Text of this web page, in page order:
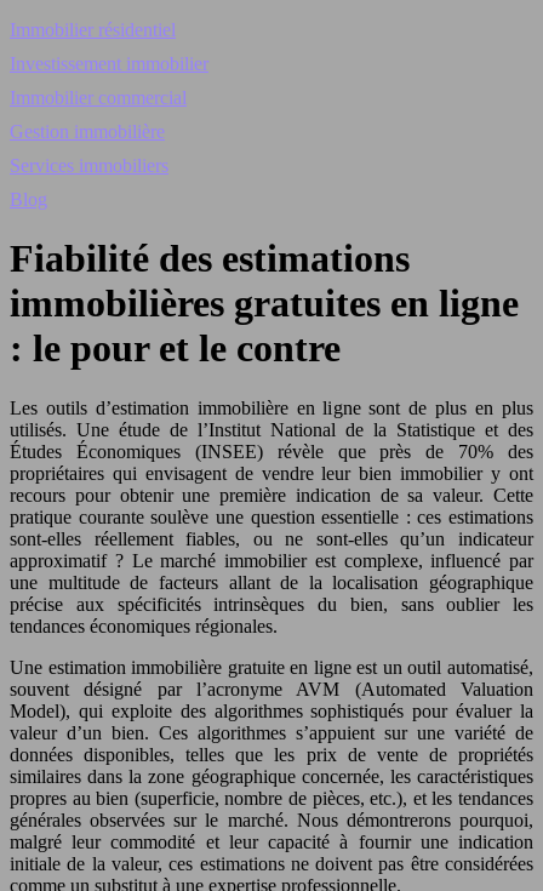
Immobilier résidentiel
Investissement immobilier
Immobilier commercial
Gestion immobilière
Services immobiliers
Blog
Fiabilité des estimations
immobilières gratuites en ligne
: le pour et le contre
Les outils d’estimation immobilière en ligne sont de plus en plus
utilisés. Une étude de l’Institut National de la Statistique et des
Études Économiques (INSEE) révèle que près de 70% des
propriétaires qui envisagent de vendre leur bien immobilier y ont
recours pour obtenir une première indication de sa valeur. Cette
pratique courante soulève une question essentielle : ces estimations
sont-elles réellement fiables, ou ne sont-elles qu’un indicateur
approximatif ? Le marché immobilier est complexe, influencé par
une multitude de facteurs allant de la localisation géographique
précise aux spécificités intrinsèques du bien, sans oublier les
tendances économiques régionales.
Une estimation immobilière gratuite en ligne est un outil automatisé,
souvent désigné par l’acronyme AVM (Automated Valuation
Model), qui exploite des algorithmes sophistiqués pour évaluer la
valeur d’un bien. Ces algorithmes s’appuient sur une variété de
données disponibles, telles que les prix de vente de propriétés
similaires dans la zone géographique concernée, les caractéristiques
propres au bien (superficie, nombre de pièces, etc.), et les tendances
générales observées sur le marché. Nous démontrerons pourquoi,
malgré leur commodité et leur capacité à fournir une indication
initiale de la valeur, ces estimations ne doivent pas être considérées
comme un substitut à une expertise professionnelle.